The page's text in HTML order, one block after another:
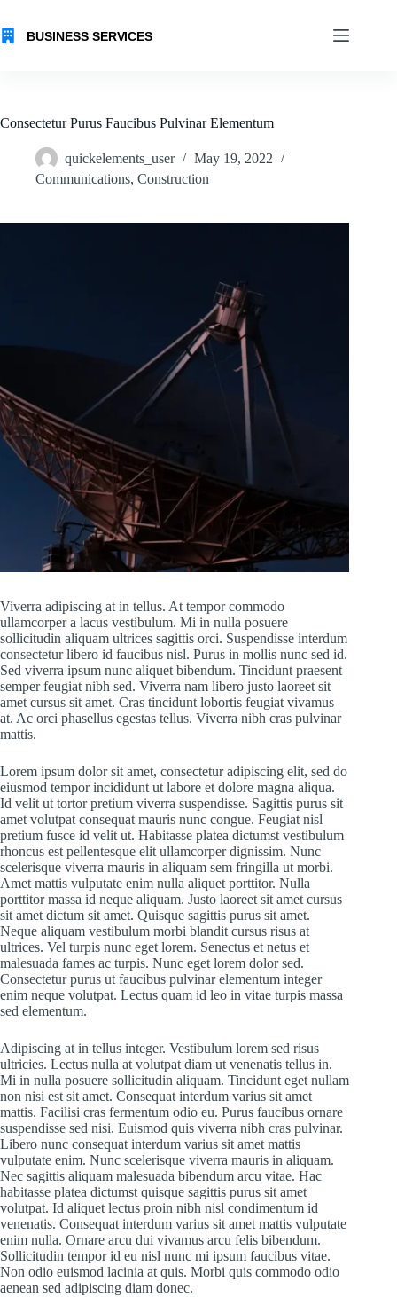
content
Consectetur Purus Faucibus Pulvinar Elementum
quickelements_user
May 19, 2022
Communications, Construction
Viverra adipiscing at in tellus. At tempor commodo
ullamcorper a lacus vestibulum. Mi in nulla posuere
sollicitudin aliquam ultrices sagittis orci. Suspendisse interdum
consectetur libero id faucibus nisl. Purus in mollis nunc sed id.
Sed viverra ipsum nunc aliquet bibendum. Tincidunt praesent
semper feugiat nibh sed. Viverra nam libero justo laoreet sit
amet cursus sit amet. Cras tincidunt lobortis feugiat vivamus
at. Ac orci phasellus egestas tellus. Viverra nibh cras pulvinar
mattis.
Lorem ipsum dolor sit amet, consectetur adipiscing elit, sed do
eiusmod tempor incididunt ut labore et dolore magna aliqua.
Id velit ut tortor pretium viverra suspendisse. Sagittis purus sit
amet volutpat consequat mauris nunc congue. Feugiat nisl
pretium fusce id velit ut. Habitasse platea dictumst vestibulum
rhoncus est pellentesque elit ullamcorper dignissim. Nunc
scelerisque viverra mauris in aliquam sem fringilla ut morbi.
Amet mattis vulputate enim nulla aliquet porttitor. Nulla
porttitor massa id neque aliquam. Justo laoreet sit amet cursus
sit amet dictum sit amet. Quisque sagittis purus sit amet.
Neque aliquam vestibulum morbi blandit cursus risus at
ultrices. Vel turpis nunc eget lorem. Senectus et netus et
malesuada fames ac turpis. Nunc eget lorem dolor sed.
Consectetur purus ut faucibus pulvinar elementum integer
enim neque volutpat. Lectus quam id leo in vitae turpis massa
sed elementum.
Adipiscing at in tellus integer. Vestibulum lorem sed risus
ultricies. Lectus nulla at volutpat diam ut venenatis tellus in.
Mi in nulla posuere sollicitudin aliquam. Tincidunt eget nullam
non nisi est sit amet. Consequat interdum varius sit amet
mattis. Facilisi cras fermentum odio eu. Purus faucibus ornare
suspendisse sed nisi. Euismod quis viverra nibh cras pulvinar.
Libero nunc consequat interdum varius sit amet mattis
vulputate enim. Nunc scelerisque viverra mauris in aliquam.
Nec sagittis aliquam malesuada bibendum arcu vitae. Hac
habitasse platea dictumst quisque sagittis purus sit amet
volutpat. Id aliquet lectus proin nibh nisl condimentum id
venenatis. Consequat interdum varius sit amet mattis vulputate
enim nulla. Ornare arcu dui vivamus arcu felis bibendum.
Sollicitudin tempor id eu nisl nunc mi ipsum faucibus vitae.
Non odio euismod lacinia at quis. Morbi quis commodo odio
aenean sed adipiscing diam donec.